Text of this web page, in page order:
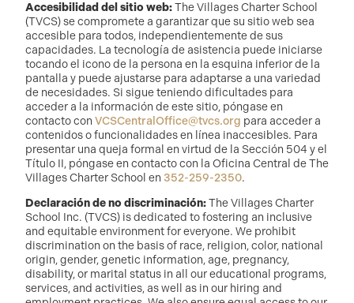
Accesibilidad del sitio web:The Villages Charter School
(TVCS) se compromete a garantizar que su sitio web sea
accesible para todos, independientemente de sus
capacidades. La tecnología de asistencia puede iniciarse
tocando el icono de la persona en la esquina inferior de la
pantalla y puede ajustarse para adaptarse a una variedad
de necesidades. Si sigue teniendo dificultades para
acceder a la información de este sitio, póngase en
contacto con VCSCentralOffice@tvcs.org para acceder a
contenidos o funcionalidades en línea inaccesibles. Para
presentar una queja formal en virtud de la Sección 504 y el
Título II, póngase en contacto con la Oficina Central de The
Villages Charter School en 352-259-2350.
Declaración de no discriminación:The Villages Charter
School Inc. (TVCS) is dedicated to fostering an inclusive
and equitable environment for everyone. We prohibit
discrimination on the basis of race, religion, color, national
origin, gender, genetic information, age, pregnancy,
disability, or marital status in all our educational programs,
services, and activities, as well as in our hiring and